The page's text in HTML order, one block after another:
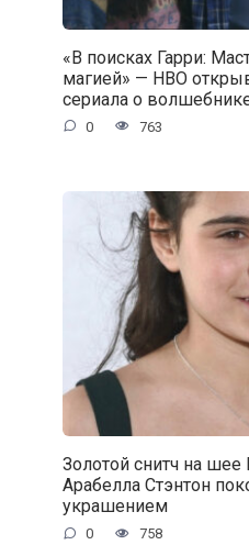
«В поисках Гарри:
магией» — HBO
сериала о
0 763
Золотой снитч на
Арабелла Стэнтон
украшением
0 758